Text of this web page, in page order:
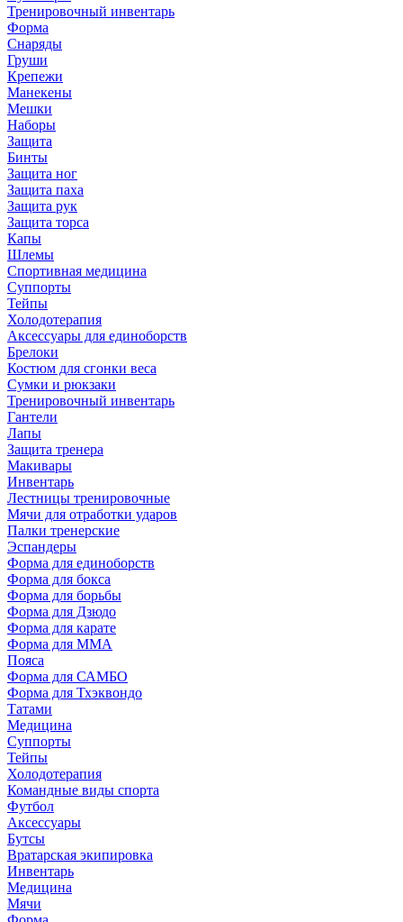
Тренировочный инвентарь
Форма
Снаряды
Груши
Крепежи
Манекены
Мешки
Наборы
Защита
Бинты
Защита ног
Защита паха
Защита рук
Защита торса
Капы
Шлемы
Спортивная медицина
Суппорты
Тейпы
Холодотерапия
Аксессуары для единоборств
Брелоки
Костюм для сгонки веса
Сумки и рюкзаки
Тренировочный инвентарь
Гантели
Лапы
Защита тренера
Макивары
Инвентарь
Лестницы тренировочные
Мячи для отработки ударов
Палки тренерские
Эспандеры
Форма для единоборств
Форма для бокса
Форма для борьбы
Форма для Дзюдо
Форма для карате
Форма для MMA
Пояса
Форма для САМБО
Форма для Тхэквондо
Татами
Медицина
Суппорты
Тейпы
Холодотерапия
Командные виды спорта
Футбол
Аксессуары
Бутсы
Вратарская экипировка
Инвентарь
Медицина
Мячи